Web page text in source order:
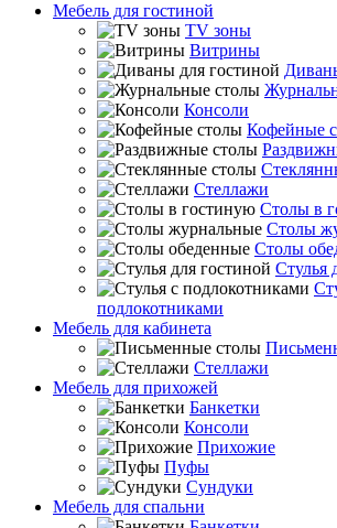
Мебель для гостиной
TV зоны
Витрины
Консоли
Кофейные
Стеллажи
Столы в
Столы
Столы
Стулья
подлокотниками
Мебель для кабинета
Стеллажи
Мебель для прихожей
Банкетки
Консоли
Прихожие
Пуфы
Сундуки
Мебель для спальни